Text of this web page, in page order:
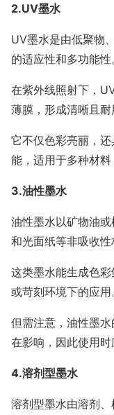
2.UV墨水
UV墨水是由低聚物
的适应性和多功能性
在紫外线照射下，
薄膜，形成清晰且耐
它不仅色彩亮丽，
能，适用于多种材料
3.油性墨水
油性墨水以矿物油
和光面纸等非吸收性
这类墨水能生成色
或苛刻环境下的应用
但需注意，油性墨
在影响，因此使用时
4.溶剂型墨水
溶剂型墨水由溶剂